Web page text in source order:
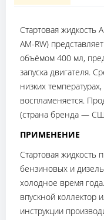
Стартовая жидкость
AM-RW)
объёмом 400 мл,
запуска двигателя.
низких
воспламеняется.
(страна бренда —
ПРИМЕНЕНИЕ
Стартовая жидкость
бензиновых и
холодное время
впускной коллектор
инструкции